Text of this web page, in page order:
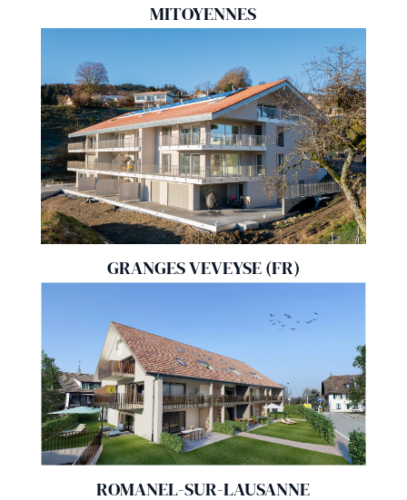
MITOYENNES
GRANGES VEVEYSE (FR)
ROMANEL-SUR-LAUSANNE